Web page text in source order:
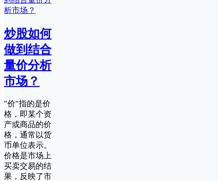
炒股如何
做到结合
量价分析
市场？
"价"指的是价
格，即某个资
产或商品的价
格，通常以货
币单位表示。
价格是市场上
买卖交易的结
果，反映了市